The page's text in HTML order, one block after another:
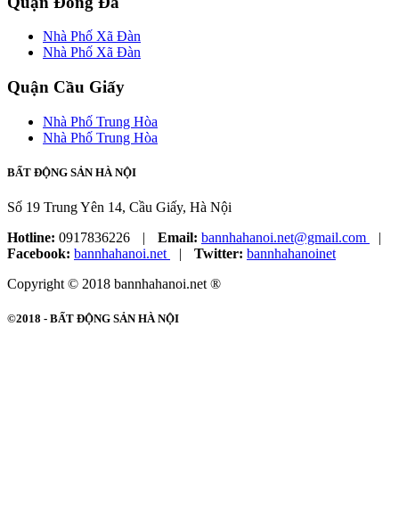
Nhà Phố Xã Đàn
Nhà Phố Xã Đàn
Quận Cầu Giấy
Nhà Phố Trung Hòa
Nhà Phố Trung Hòa
BẤT ĐỘNG SẢN HÀ NỘI
Số 19 Trung Yên 14, Cầu Giấy, Hà Nội
Hotline: 0917836226 | Email: bannhahanoi.net@gmail.com
|
Facebook: bannhahanoi.net | Twitter: bannhahanoinet
Copyright © 2018 bannhahanoi.net ®
©2018 - BẤT ĐỘNG SẢN HÀ NỘI